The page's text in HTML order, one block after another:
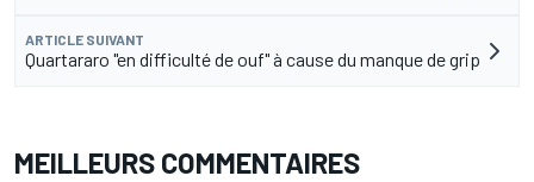
ARTICLE SUIVANT
Quartararo "en difficulté de ouf" à cause du manque de grip
MEILLEURS COMMENTAIRES